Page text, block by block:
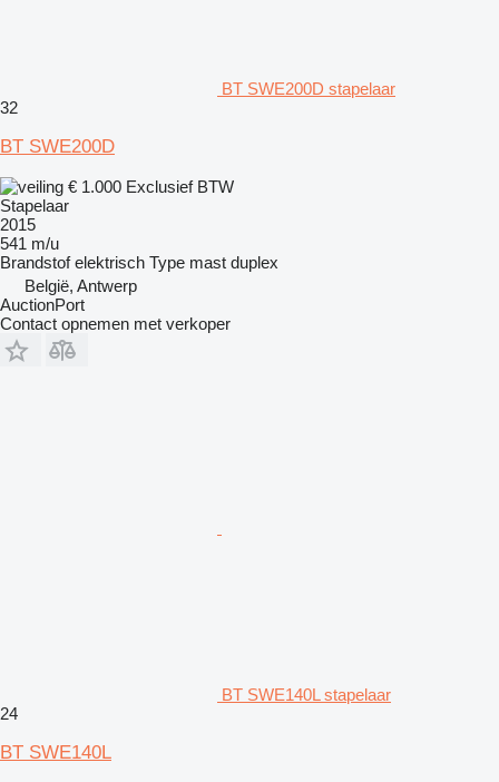
BT SWE200D stapelaar
32
BT SWE200D
€ 1.000 Exclusief BTW
Stapelaar
2015
541 m/u
Brandstof elektrisch Type mast duplex
België, Antwerp
AuctionPort
Contact opnemen met verkoper
BT SWE140L stapelaar
24
BT SWE140L